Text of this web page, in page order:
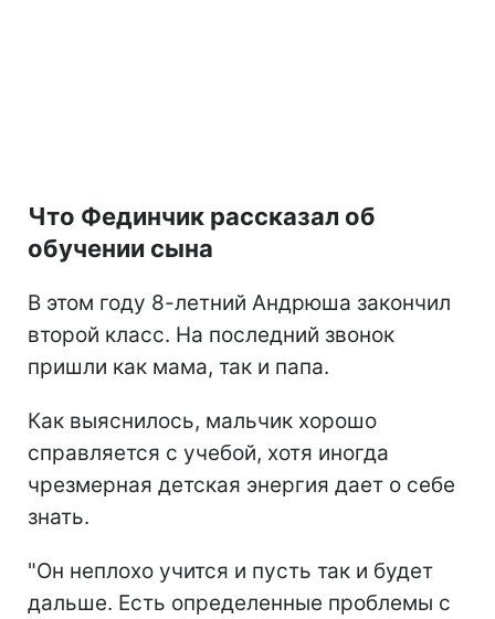
Что Фединчик рассказал об
обучении сына
В этом году 8-летний Андрюша закончил
второй класс. На последний звонок
пришли как мама, так и папа.
Как выяснилось, мальчик хорошо
справляется с учебой, хотя иногда
чрезмерная детская энергия дает о себе
знать.
"Он неплохо учится и пусть так и будет
дальше. Есть определенные проблемы с